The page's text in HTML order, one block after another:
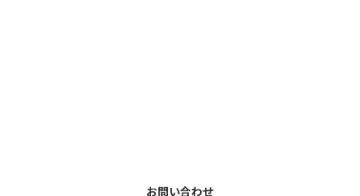
お問い合わせ